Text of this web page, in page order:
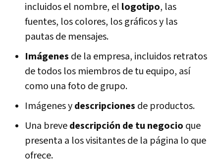
incluidos el nombre, el logotipo, las
fuentes, los colores, los gráficos y las
pautas de mensajes.
Imágenes de la empresa, incluidos retratos
de todos los miembros de tu equipo, así
como una foto de grupo.
Imágenes ydescripciones de productos.
Una brevedescripción de tu negocio que
presenta a los visitantes de la página lo que
ofrece.